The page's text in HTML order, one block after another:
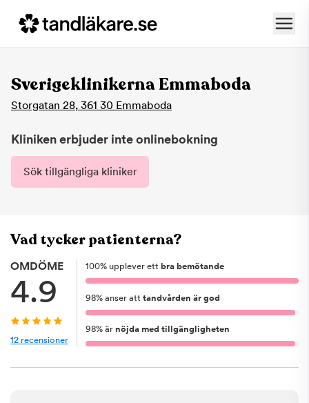
Sverigeklinikerna Emmaboda
Storgatan 28, 361 30 Emmaboda
Kliniken erbjuder inte onlinebokning
Sök tillgängliga kliniker
Vad tycker patienterna?
OMDÖME
4.9
12 recensioner
100% upplever ett bra bemötande
98% anser att tandvården är god
98% är nöjda med tillgängligheten